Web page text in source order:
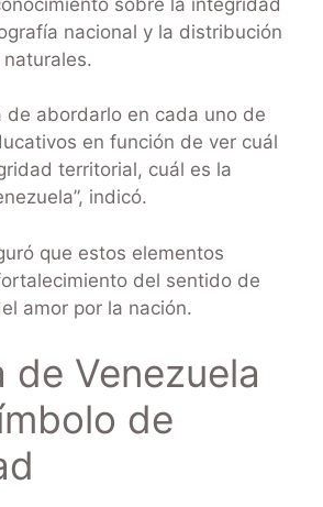
nacional y la distribución
de abordarlo en cada uno de
en función de ver cuál
territorial, cuál es la
indicó.
que estos elementos
del sentido de
amor por la nación.
de Venezuela
de